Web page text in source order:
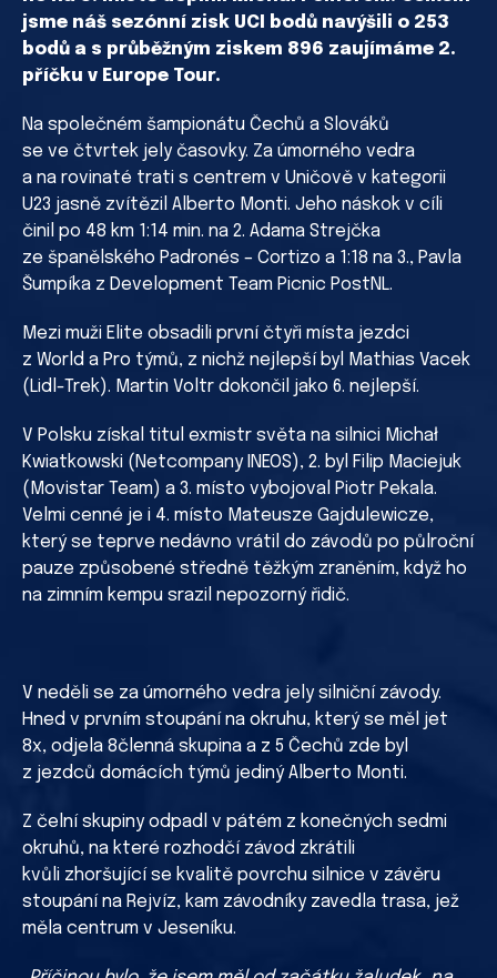
jsme náš sezónní zisk UCI bodů navýšili o 253
bodů a s průběžným ziskem 896 zaujímáme 2.
příčku v Europe Tour.
Na společném šampionátu Čechů a Slováků
se ve čtvrtek jely časovky. Za úmorného vedra
a na rovinaté trati s centrem v Uničově v kategorii
U23 jasně zvítězil Alberto Monti. Jeho náskok v cíli
činil po 48 km 1:14 min. na 2. Adama Strejčka
ze španělského Padronés – Cortizo a 1:18 na 3., Pavla
Šumpíka z Development Team Picnic PostNL.
Mezi muži Elite obsadili první čtyři místa jezdci
z World a Pro týmů, z nichž nejlepší byl Mathias Vacek
(Lidl-Trek). Martin Voltr dokončil jako 6. nejlepší.
V Polsku získal titul exmistr světa na silnici Michał
Kwiatkowski (Netcompany INEOS), 2. byl Filip Maciejuk
(Movistar Team) a 3. místo vybojoval Piotr Pekala.
Velmi cenné je i 4. místo Mateusze Gajdulewicze,
který se teprve nedávno vrátil do závodů po půlroční
pauze způsobené středně těžkým zraněním, když ho
na zimním kempu srazil nepozorný řidič.
V neděli se za úmorného vedra jely silniční závody.
Hned v prvním stoupání na okruhu, který se měl jet
8x, odjela 8členná skupina a z 5 Čechů zde byl
z jezdců domácích týmů jediný Alberto Monti.
Z čelní skupiny odpadl v pátém z konečných sedmi
okruhů, na které rozhodčí závod zkrátili
kvůli zhoršující se kvalitě povrchu silnice v závěru
stoupání na Rejvíz, kam závodníky zavedla trasa, jež
měla centrum v Jeseníku.